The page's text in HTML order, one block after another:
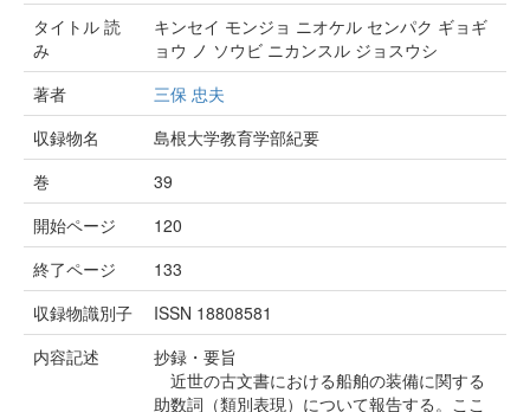
タイトル 読
み
キンセイ モンジョ ニオケル センパク ギョギ
ョウ ノ ソウビ ニカンスル ジョスウシ
著者
三保 忠夫
収録物名
島根大学教育学部紀要
巻
39
開始ページ
120
終了ページ
133
収録物識別子
ISSN 18808581
内容記述
抄録・要旨
近世の古文書における船舶の装備に関する
助数詞（類別表現）について報告する。ここ